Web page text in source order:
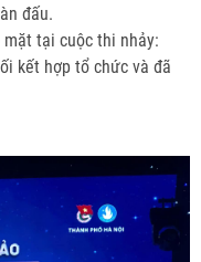
đấu.
tại cuộc thi nhảy:
kết hợp tổ chức và đã